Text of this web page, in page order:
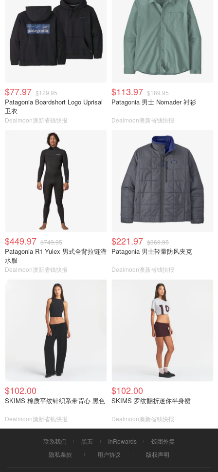
$77.97 $129.95
Patagonia Boardshort Logo Uprisal
卫衣
Dealmoon澳新省钱快报
$113.97 $189.95
Patagonia 男士 Nomader 衬衫
Dealmoon澳新省钱快报
$449.97 $749.95
Patagonia R1 Yulex 男式全背拉链潜
水服
Dealmoon澳新省钱快报
$221.97 $369.95
Patagonia 男士轻量防风夹克
Dealmoon澳新省钱快报
$102.00
SKIMS 棉质平纹针织系带背心 黑色
Dealmoon澳新省钱快报
$102.00
SKIMS 罗纹翻折迷你半身裙
Dealmoon澳新省钱快报
联系我们 黑五 InRewards
饭团外卖
隐私条款
用户协议 版权声明